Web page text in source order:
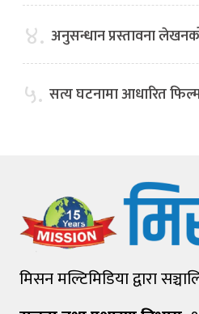
४. अनुसन्धान प्रस्तावना
५. सत्य घटनामा आधारित फिल्म
मिसन मल्टिमिडिया द्वारा